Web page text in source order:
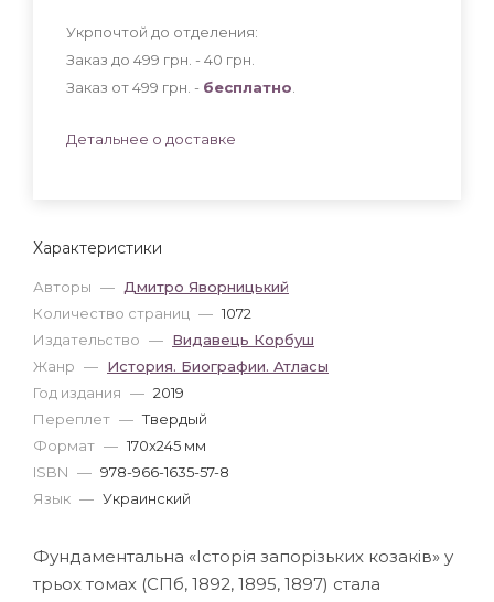
Характеристики
Авторы — Дмитро Яворницький
Количество страниц — 1072
Издательство — Видавець Корбуш
Жанр — История. Биографии. Атласы
Год издания — 2019
Переплет — Твердый
Формат — 170x245 мм
ISBN — 978-966-1635-57-8
Язык — Украинский
Укрпочтой до отделения:
Заказ до 499 грн. - 40 грн
Заказ от 499 грн. - бесплатно
Детальнее о доставке
Фундаментальна «Історія запорізьких козаків» у
трьох томах (СПб, 1892, 1895, 1897) стала